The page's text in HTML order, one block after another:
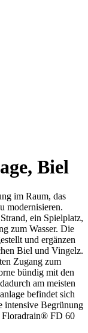
Biel
im Raum, das
modernisieren.
ein Spielplatz,
zum Wasser. Die
und ergänzen
Biel und Vingelz.
Zugang zum
bündig mit den
am meisten
befindet sich
intensive Begrünung
Floradrain® FD 60